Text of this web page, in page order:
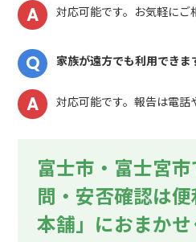
対応可能です。お気軽にご
家族が遠方でも利用できま
対応可能です。報告は電話
富士市・富士宮
問・安否確認は
本舗」におまか